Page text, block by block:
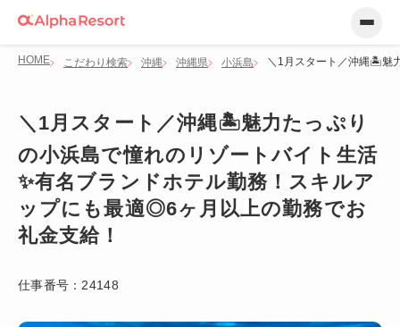
HOME こだわり検索 沖縄 沖縄県 小浜島 ＼1月スタート／沖縄🏝️魅
＼1月スタート／沖縄🏝️魅力たっぷり
の小浜島で憧れのリゾートバイト生活
✨有名ブランドホテル勤務！スキルア
ップにも最適◎6ヶ月以上の勤務でお
礼金支給！
仕事番号： 24148